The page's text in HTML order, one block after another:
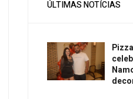
ÚLTIMAS NOTÍCIAS